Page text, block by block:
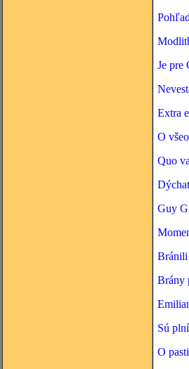
Je pre
Extra
O
Quo
Guy
Bránili
Brány
Sú
O